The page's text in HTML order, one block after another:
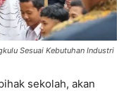
Sesuai Kebutuhan Industri
sekolah, akan